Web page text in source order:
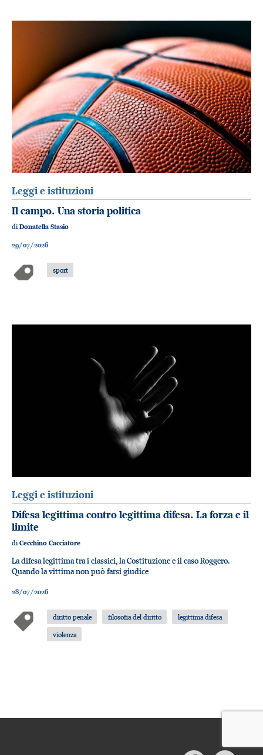
Leggi e istituzioni
Il campo. Una storia politica
di Donatella Stasio
29/07/2026
sport
Leggi e istituzioni
Difesa legittima contro legittima difesa. La forza e il
limite
di Cecchino Cacciatore
La difesa legittima tra i classici, la Costituzione e il caso Roggero.
Quando la vittima non può farsi giudice
28/07/2026
diritto penale filosofia del diritto
legittima difesa
violenza